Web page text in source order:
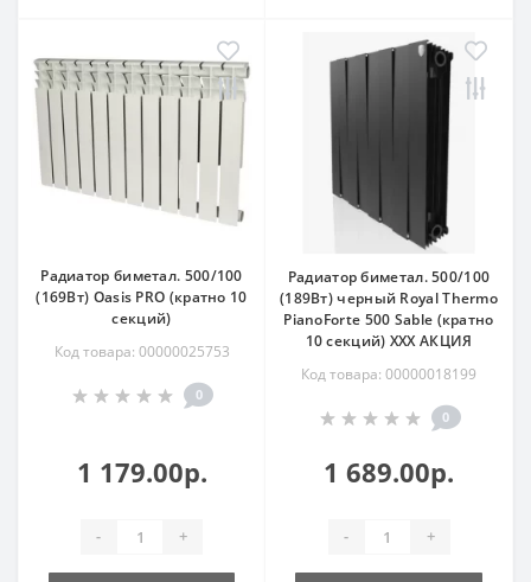
Радиатор биметал. 500/100
(169Вт) Oasis PRO (кратно 10
секций)
Код товара: 00000025753
0
1 179.00р.
- +
Радиатор биметал. 500/100
(189Вт) черный Royal Thermo
PianoForte 500 Sable (кратно
10 секций) ХХХ АКЦИЯ
Код товара: 00000018199
0
1 689.00р.
- +